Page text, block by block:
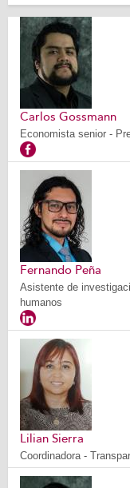
Carlos Gossmann
Economista senior -
Fernando Peña
Asistente de
humanos
Lilian Sierra
Coordinadora -